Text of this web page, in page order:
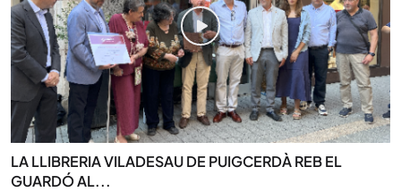
LA LLIBRERIA VILADESAU DE PUIGCERDÀ REB EL
GUARDÓ AL...